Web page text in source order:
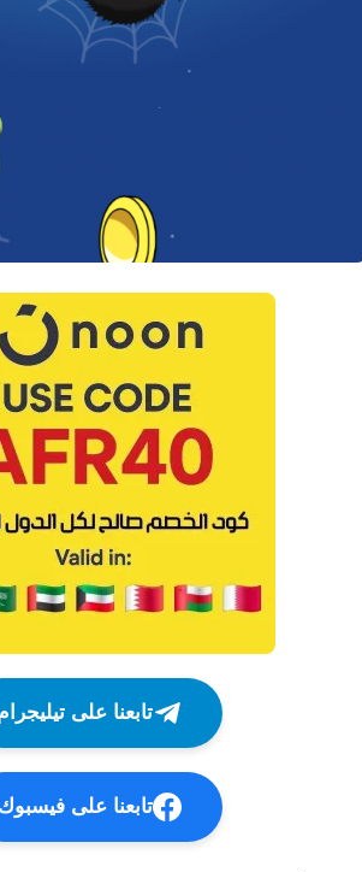
تابعنا على
تابعنا على فيسبوك